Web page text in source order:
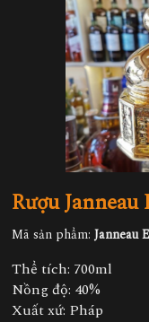
Rượu
Mã sản phẩm: Janneau
Thể tích: 700ml
Nồng độ: 40%
Xuất xứ: Pháp